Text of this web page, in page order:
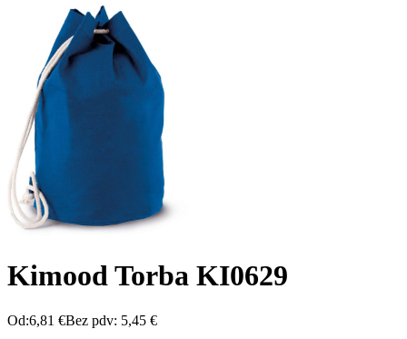
Kimood Torba KI0629
Od:6,81 €Bez pdv: 5,45 €